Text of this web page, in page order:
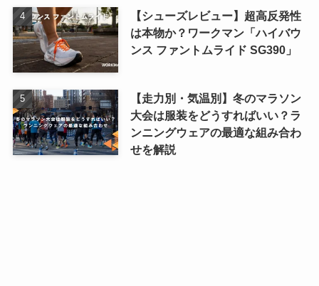
【シューズレビュー】超高反発性
は本物か？ワークマン「ハイバウ
ンス ファントムライド SG390」
【走力別・気温別】冬のマラソン
大会は服装をどうすればいい？ラ
ンニングウェアの最適な組み合わ
せを解説